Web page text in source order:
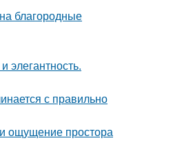
благородные
элегантность.
с правильно
ощущение простора